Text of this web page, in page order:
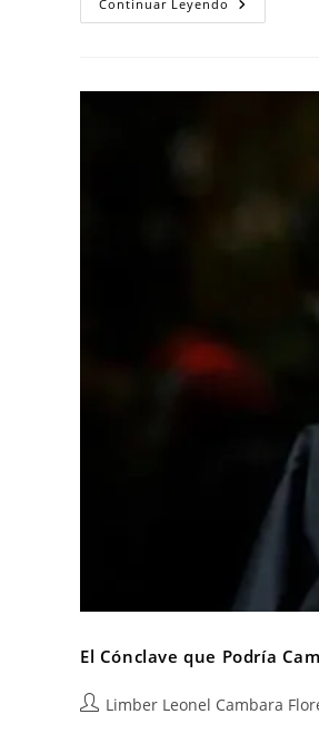
Continuar Leyendo
El Cónclave que Podría
Limber Leonel Cambara